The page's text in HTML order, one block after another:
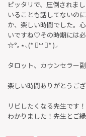
ピッタリで、圧倒されま
いることも話してないの
か、楽しい時間でした。
いですね♡その時期には
☆°｡⋆⸜(* ॑꒳ ॑* )⸝
タロット、カウンセラー
楽しい時間ありがとうござ
リピしたくなる先生です
わかりました！先生とご